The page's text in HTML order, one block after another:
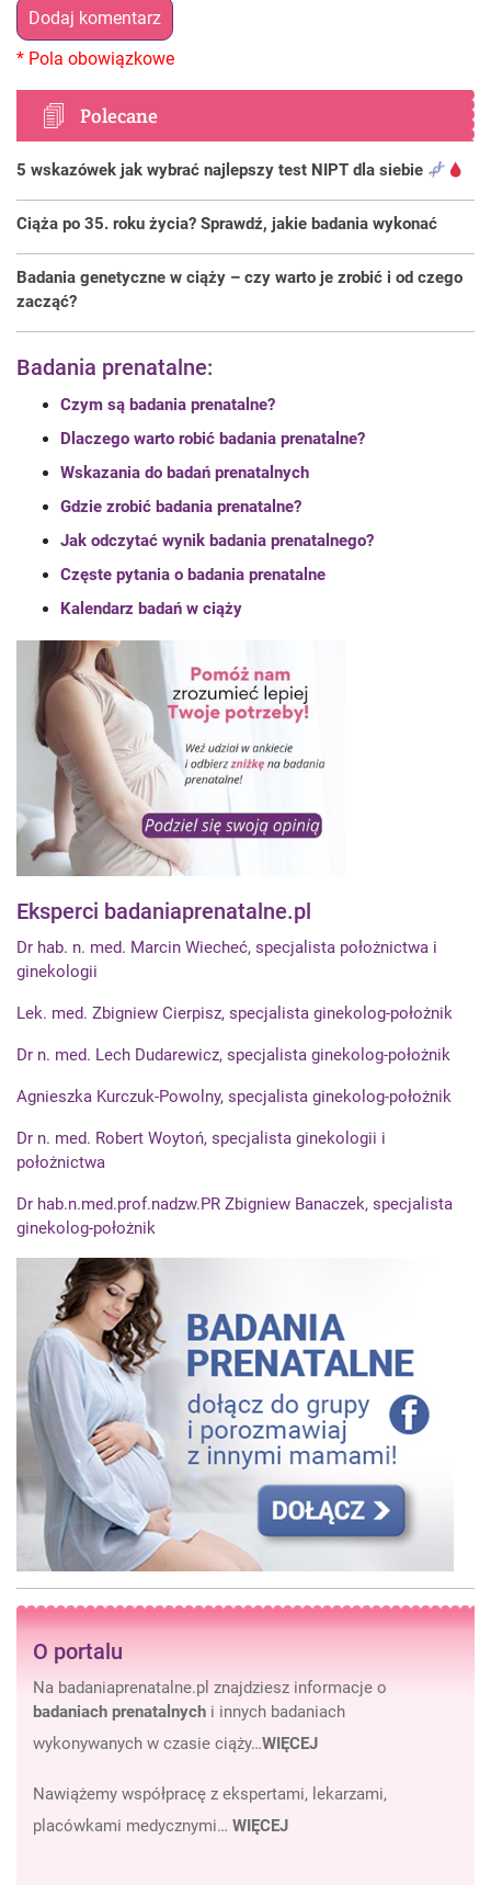
Polecane
5 wskazówek jak wybrać najlepszy test NIPT dla siebie
Ciąża po 35. roku życia? Sprawdź, jakie badania wykonać
Badania genetyczne w ciąży – czy warto je zrobić i od czego
zacząć?
Badania prenatalne:
Czym są badania prenatalne?
Dlaczego warto robić badania prenatalne?
Wskazania do badań prenatalnych
Gdzie zrobić badania prenatalne?
Jak odczytać wynik badania prenatalnego?
Częste pytania o badania prenatalne
Kalendarz badań w ciąży
Eksperci badaniaprenatalne.pl
Dr hab. n. med. Marcin Wiecheć, specjalista położnictwa i
ginekologii
Lek. med. Zbigniew Cierpisz, specjalista ginekolog-położnik
Dr n. med. Lech Dudarewicz, specjalista ginekolog-położnik
Agnieszka Kurczuk-Powolny, specjalista ginekolog-położnik
Dr n. med. Robert Woytoń, specjalista ginekologii i
położnictwa
Dr hab.n.med.prof.nadzw.PR Zbigniew Banaczek, specjalista
ginekolog-położnik
O portalu
Na badaniaprenatalne.pl znajdziesz informacje o
badaniach prenatalnych i innych badaniach
wykonywanych w czasie ciąży…WIĘCEJ
Nawiążemy współpracę z ekspertami, lekarzami,
placówkami medycznymi… WIĘCEJ